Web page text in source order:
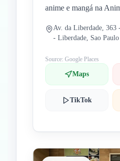
anime e mangá na
Av. da Liberdade, 363
- Liberdade, Sao
Source: Google Places
Maps
TikTok